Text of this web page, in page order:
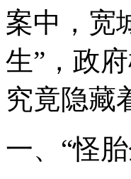
案中，宽
生”，政
究竟隐藏
一、“怪